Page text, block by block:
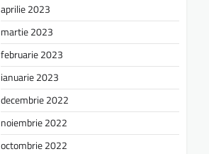
aprilie 2023
martie 2023
februarie 2023
ianuarie 2023
decembrie 2022
noiembrie 2022
octombrie 2022